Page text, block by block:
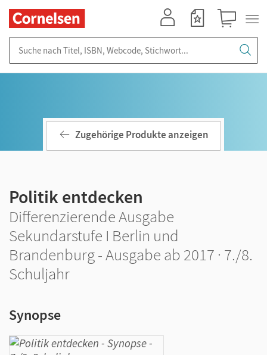
Zugehörige Produkte anzeigen
Politik entdecken
Differenzierende Ausgabe
Sekundarstufe I Berlin und
Brandenburg - Ausgabe ab 2017 · 7./8.
Schuljahr
Synopse